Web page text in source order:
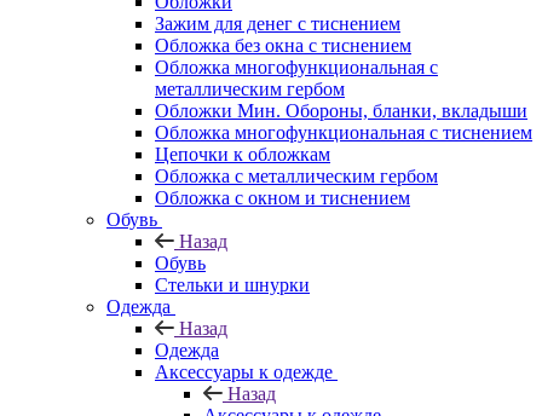
Зажим для денег с тиснением
Обложка без окна с тиснением
Обложка многофункциональная с
металлическим гербом
Обложки Мин. Обороны, бланки, вкладыши
Обложка многофункциональная с тиснением
Цепочки к обложкам
Обложка с металлическим гербом
Обложка с окном и тиснением
Обувь
Назад
Обувь
Стельки и шнурки
Одежда
Назад
Одежда
Аксессуары к одежде
Назад